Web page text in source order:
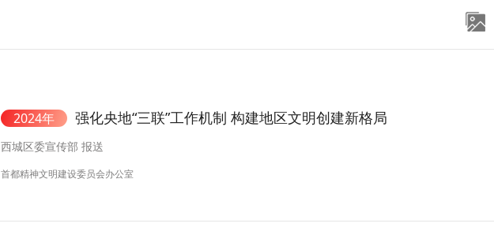
2024年 强化央地“三联”工作机制 构建地区文明创建新格局
西城区委宣传部 报送
首都精神文明建设委员会办公室